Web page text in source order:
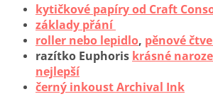
kytičkové papíry od Craft
základy přání
roller nebo lepidlo, pěnové
razítko Euphoris krásné
nejlepší
černý inkoust Archival Ink